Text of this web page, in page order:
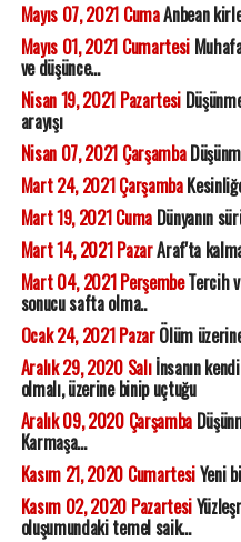
Mayıs 07, 2021 CumaAnbean
Mayıs 01, 2021 Cumartesi
ve düşünce...
Nisan 19, 2021 Pazartesi
arayışı
Nisan 07, 2021 Çarşamba
Mart 24, 2021 Çarşamba
Mart 19, 2021 CumaDünyanın
Mart 14, 2021 PazarAraf'ta
Mart 04, 2021 PerşembeTercih
sonucu safta olma..
Ocak 24, 2021 PazarÖlüm
Aralık 29, 2020 Salıİnsanın
olmalı, üzerine binip uçtuğu
Aralık 09, 2020 Çarşamba
Karmaşa...
Kasım 21, 2020 CumartesiYeni
Kasım 02, 2020 Pazartesi
oluşumundaki temel saik...